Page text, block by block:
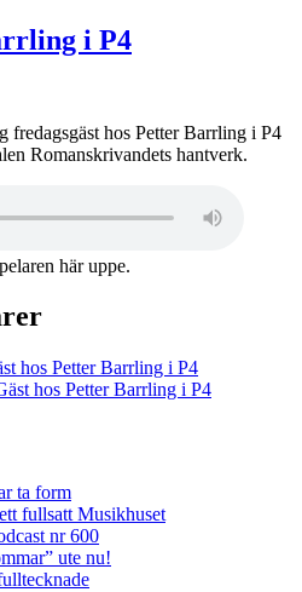
i P4
fredagsgäst hos Petter Barrling i P4
Romanskrivandets hantverk.
här uppe.
hos Petter Barrling i P4
hos Petter Barrling i P4
ta form
fullsatt Musikhuset
nr 600
ute nu!